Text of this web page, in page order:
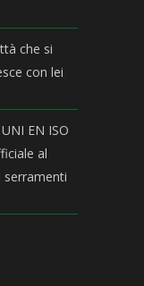
che si
con lei
EN ISO
al